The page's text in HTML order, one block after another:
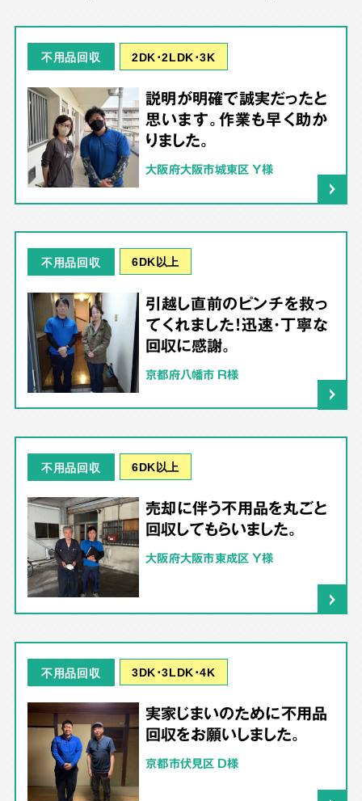
不用品回収 2DK･2LDK･3K
説明が明確で誠実だったと
思います。作業も早く助か
りました。
大阪府大阪市城東区 Y様
不用品回収 6DK以上
引越し直前のピンチを救っ
てくれました！迅速・丁寧な
回収に感謝。
京都府八幡市 R様
不用品回収 6DK以上
売却に伴う不用品を丸ごと
回収してもらいました。
大阪府大阪市東成区 Y様
不用品回収 3DK･3LDK･4K
実家じまいのために不用品
回収をお願いしました。
京都市伏見区 D様